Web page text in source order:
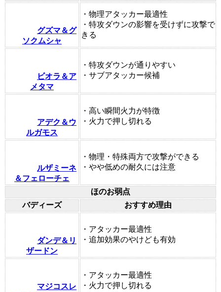
グズマ＆グ
ソクムシャ
・物理アタッカー最適性
・特攻ダウンの影響を受けずに攻撃で
きる
ビオラ＆ア
メタマ
・特攻ダウンが通りやすい
・サブアタッカー候補
アデク＆ウ
ルガモス
・高い瞬間火力が特徴
・火力で押し切れる
ルザミーネ
＆フェローチェ
・物理・特殊両方で攻撃ができる
・やや低めの耐久には注意
ほのお弱点
バディーズ
おすすめ理由
ダンデ＆リ
ザードン
・アタッカー最適性
・追加効果のやけども有効
マジコスレ
・アタッカー最適性
・火力で押し切れる